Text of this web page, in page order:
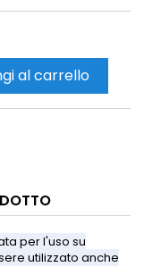
al carrello
per l'uso su
utilizzato anche